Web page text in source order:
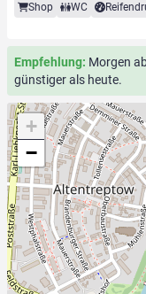
Shop WC
Empfehlung: Morgen
günstiger als heute.
+
−